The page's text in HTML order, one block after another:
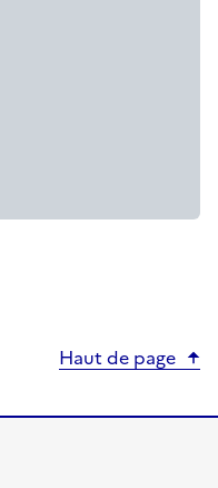
Haut de page